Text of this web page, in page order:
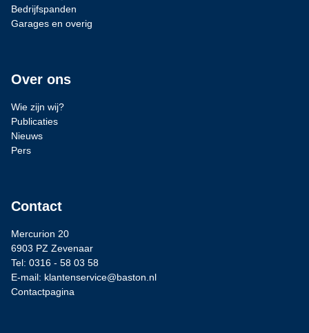
Bedrijfspanden
Garages en overig
Over ons
Wie zijn wij?
Publicaties
Nieuws
Pers
Contact
Mercurion 20
6903 PZ Zevenaar
Tel: 0316 - 58 03 58
E-mail: klantenservice@baston.nl
Contactpagina